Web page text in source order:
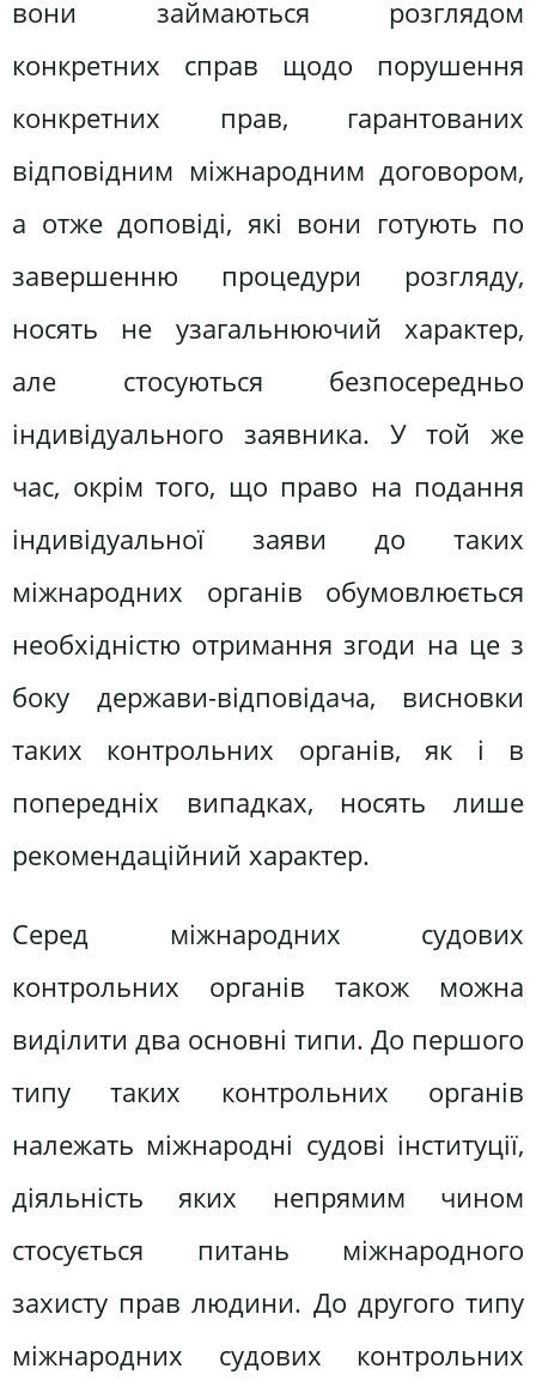
вони займаються розглядом
конкретних справ щодо порушення
конкретних прав, гарантованих
відповідним міжнародним договором,
а отже доповіді, які вони готують по
завершенню процедури розгляду,
носять не узагальнюючий характер,
але стосуються безпосередньо
індивідуального заявника. У той же
час, окрім того, що право на подання
індивідуальної заяви до таких
міжнародних органів обумовлюється
необхідністю отримання згоди на це з
боку держави-відповідача, висновки
таких контрольних органів, як і в
попередніх випадках, носять лише
рекомендаційний характер.
Серед міжнародних судових
контрольних органів також можна
виділити два основні типи. До першого
типу таких контрольних органів
належать міжнародні судові інституції,
діяльність яких непрямим чином
стосується питань міжнародного
захисту прав людини. До другого типу
міжнародних судових контрольних